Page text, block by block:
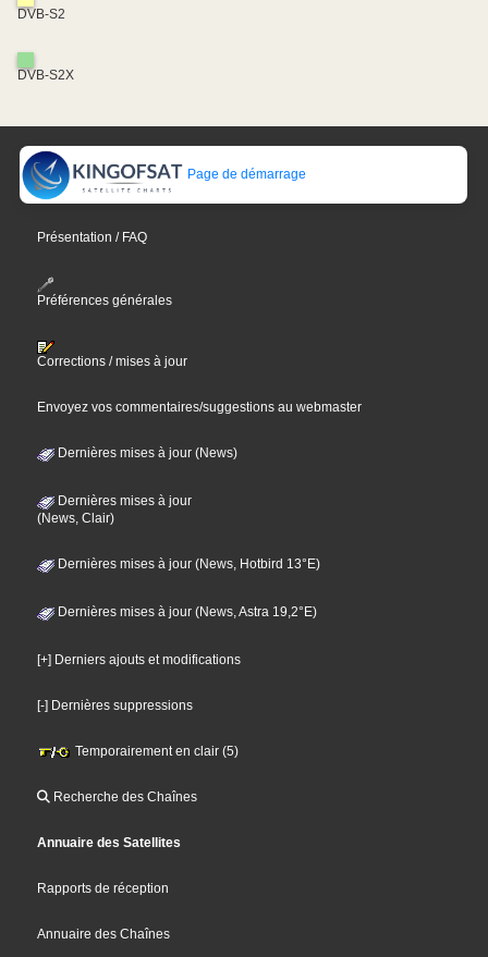
DVB-S2
DVB-S2X
Page de démarrage
Présentation / FAQ
Préférences générales
Corrections / mises à jour
Envoyez vos commentaires/suggestions au webmaster
Dernières mises à jour (News)
Dernières mises à jour
(News, Clair)
Dernières mises à jour (News, Hotbird 13°E)
Dernières mises à jour (News, Astra 19,2°E)
[+] Derniers ajouts et modifications
[-] Dernières suppressions
Temporairement en clair (5)
Recherche des Chaînes
Annuaire des Satellites
Rapports de réception
Annuaire des Chaînes